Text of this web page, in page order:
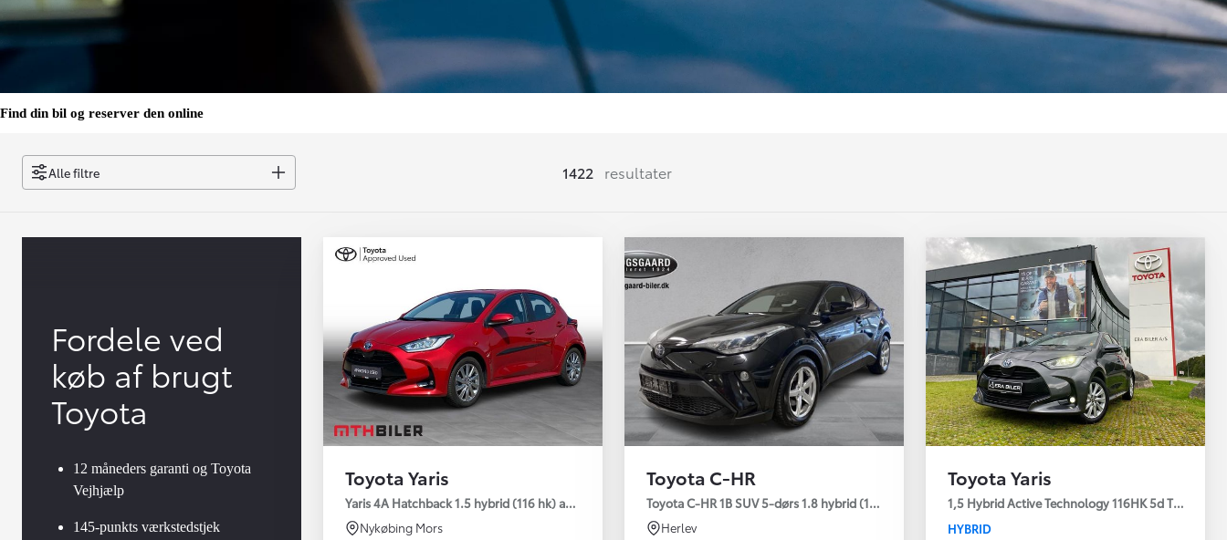
Find din bil og reserver den online
Alle filtre 1422 resultater
Fordele ved
køb af brugt
Toyota
12 måneders garanti og Toyota
Vejhjælp
145-punkts værkstedstjek
Toyota Yaris
Yaris 4A Hatchback 1.5 hybrid (116 hk) aut. gear Active - Technology
Nykøbing Mors
Toyota C-HR
Toyota C-HR 1B SUV 5-dørs 1.8 hybrid (122 hk) aut. gear C-LUB - Smart
Herlev
Toyota Yaris
1,5 Hybrid Active Technology 116HK 5d Trinl. Gear
HYBRID